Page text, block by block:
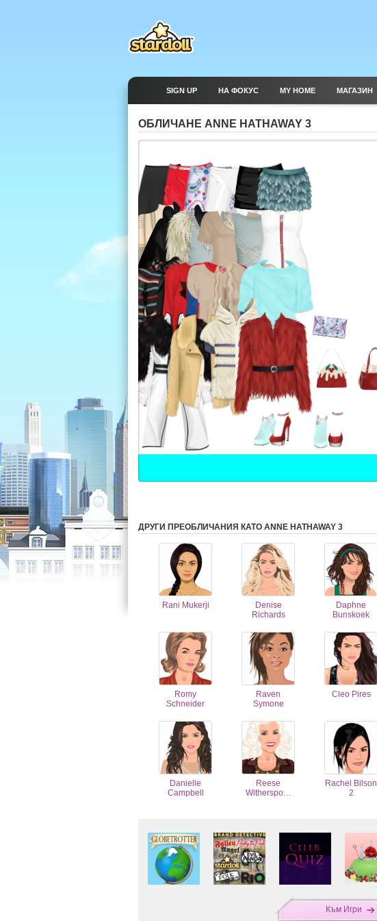
SIGN UP НА ФОКУС MY HOME МАГАЗИН
ОБЛИЧАНЕ ANNE HATHAWAY 3
ДРУГИ ПРЕОБЛИЧАНИЯ КАТО ANNE HATHAWAY 3
Rani Mukerji
Denise
Richards
Daphne
Bunskoek
Romy
Schneider
Raven
Symone
Cleo Pires
Danielle
Campbell
Reese
Witherspo…
Rachel Bilson
2
Към Игри